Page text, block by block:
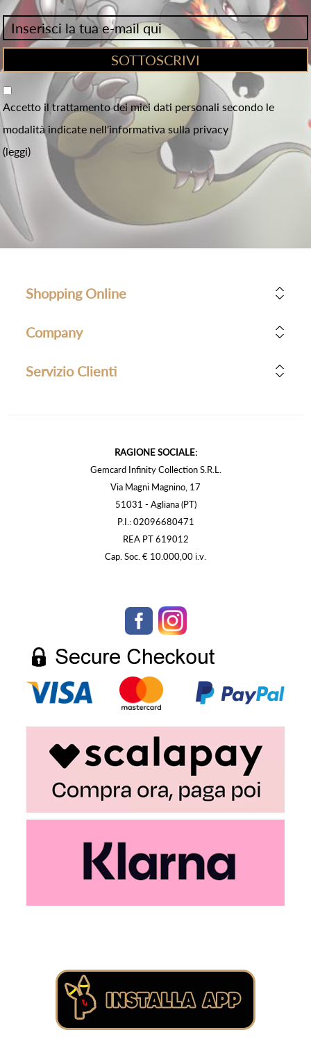
Accetto il trattamento dei miei dati personali secondo le
modalità indicate nell'informativa sulla privacy
(leggi)
Shopping Online
Company
Servizio Clienti
RAGIONE SOCIALE:
Gemcard Infinity Collection S.R.L.
Via Magni Magnino, 17
51031 - Agliana (PT)
P.I.: 02096680471
REA PT 619012
Cap. Soc. € 10.000,00 i.v.